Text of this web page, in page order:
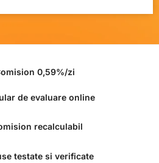
0,59%/zi
de evaluare online
recalculabil
testate si verificate